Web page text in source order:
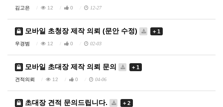
김고은 12 0 12-27
모바일 초청장 제작 의뢰 (문안 수정) + 1
우경범 12 0 02-03
모바일 초대장 제작 의뢰 문의 + 1
견적의뢰 12 0 04-06
초대장 견적 문의드립니다. + 2